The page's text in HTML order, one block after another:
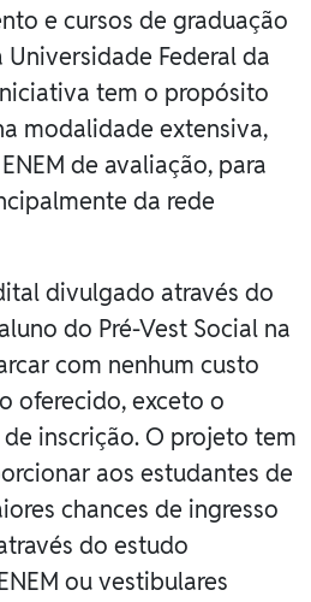
e cursos de graduação
Federal da
tem o propósito
modalidade extensiva,
de avaliação, para
da rede
divulgado através do
do Pré-Vest Social na
com nenhum custo
oferecido, exceto o
inscrição. O projeto tem
aos estudantes de
chances de ingresso
do estudo
ou vestibulares